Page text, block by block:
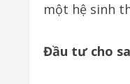
một hệ sinh
Đầu tư cho